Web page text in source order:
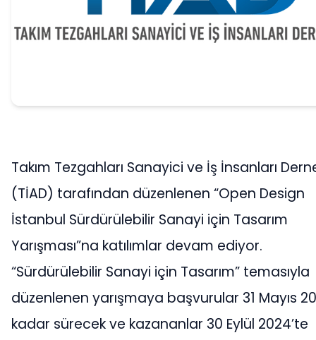
Takım Tezgahları Sanayici ve İş İnsanları
(TİAD) tarafından düzenlenen “Open Design
İstanbul Sürdürülebilir Sanayi için Tasarım
Yarışması”na katılımlar devam ediyor.
“Sürdürülebilir Sanayi için Tasarım” temasıyla
düzenlenen yarışmaya başvurular 31 Mayıs
kadar sürecek ve kazananlar 30 Eylül 2024’te